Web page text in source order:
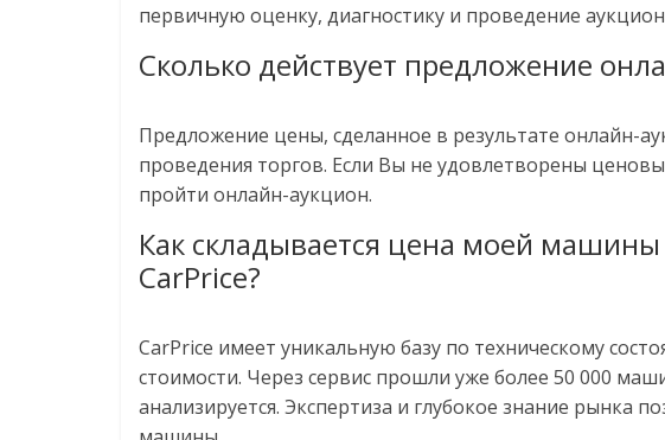
первичную оценку, диагностику и проведение
Сколько действует предложение
Предложение цены, сделанное в результате онлайн-
проведения торгов. Если Вы не удовлетворены
пройти онлайн-аукцион.
Как складывается цена моей
CarPrice?
CarPrice имеет уникальную базу по техническому
стоимости. Через сервис прошли уже более 50 000
анализируется. Экспертиза и глубокое знание рынка